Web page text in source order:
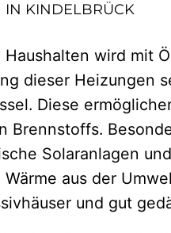
IN KINDELBRÜCK
wird mit
dieser Heizungen
Diese
Brennstoffs.
Solaranlagen
aus der
und gut